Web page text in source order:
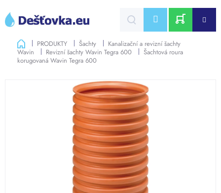
obsah
CZK
NÁKUPNÍ
KOŠÍK
DomůPRODUKTY Šachty
Kanalizační a revizní šachty
Wavin
Revizní šachty Wavin Tegra 600
Šachtová roura
korugovaná Wavin Tegra 600